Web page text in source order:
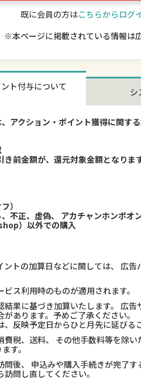
既に会員の方はこちらからログ
※本ページに掲載されている情報は
ト付与について シ
アクション・ポイント獲得に関する
前金額が、還元対象金額となります
）
不正、虚偽、 アカチャンホンポオ
）以外での購入
ントの加算日などに関しては、 広
ス利用時のものが適用されます。
果に基づき加算いたします。 広
あります。予めご了承ください。
反映予定日からひと月先に延びる
費税、送料、 その他手数料等を除
す。
問後、 申込みや購入手続きが完了
問し直してください。